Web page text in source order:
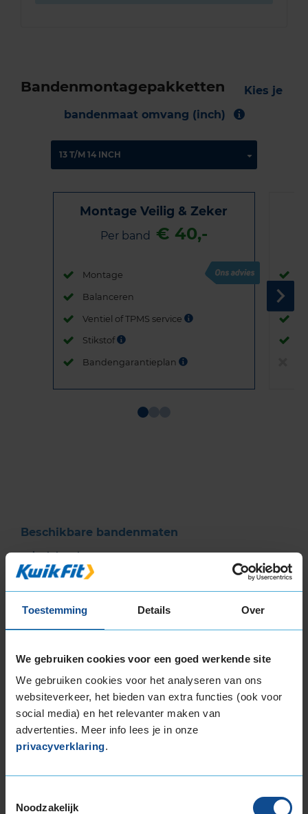
Toestemming Details Over
We gebruiken cookies voor een goed werkende site
We gebruiken cookies voor het analyseren van ons
websiteverkeer, het bieden van extra functies (ook voor
social media) en het relevanter maken van
advertenties. Meer info lees je in onze
privacyverklaring.
Noodzakelijk
Bandenmontagepakketten
Kies je
bandenmaat omvang (inch)
Montage Veilig & Zeker
Per band € 40,-
Montage
Balanceren
Ventiel of TPMS service
Stikstof
Bandengarantieplan
Beschikbare bandenmaten
17-inch banden
225/65R17 106V EXTRALOAD
235/65R17 108W EXTRALOAD
18-inch banden
225/60R18 100V
235/50R18 97V RUNFLAT
235/60R18 103V
235/60R18 107V EXTRALOAD
235/60R18 107W EXTRALOAD
235/60R18 107W EXTRALOAD
235/65R18 110H EXTRALOAD
265/60R18 110V